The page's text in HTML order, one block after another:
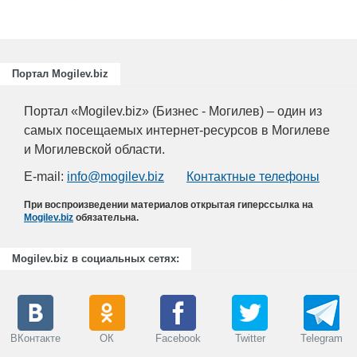
Портал Mogilev.biz
Портал «Mogilev.biz» (Бизнес - Могилев) – один из
самых посещаемых интернет-ресурсов в Могилеве
и Могилевской области.
E-mail: info@mogilev.biz Контактные телефоны
При воспроизведении материалов открытая гиперссылка на
Mogilev.biz обязательна.
Mogilev.biz в социальных сетях:
ВКонтакте ОК Facebook Twitter Telegram